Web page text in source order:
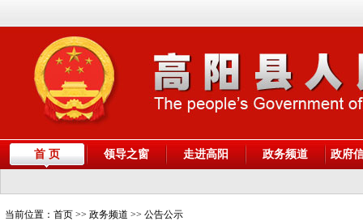
首 页 领导之窗 走进高阳 政务频道 政府
当前位置： 首页 >> 政务频道 >> 公告公示